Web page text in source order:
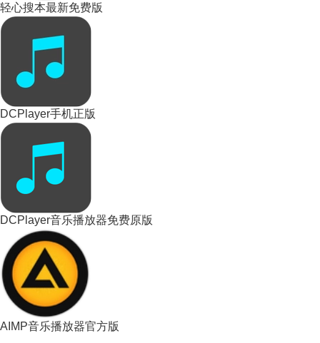
轻心搜本最新免费版
DCPlayer手机正版
DCPlayer音乐播放器免费原版
AIMP音乐播放器官方版